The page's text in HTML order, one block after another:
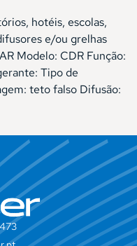
hotéis, escolas,
e/ou grelhas
Modelo: CDR Função:
Tipo de
teto falso Difusão: